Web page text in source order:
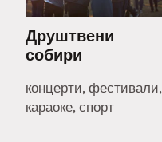
Друштвени
собири
концерти, фестивали,
караоке, спорт